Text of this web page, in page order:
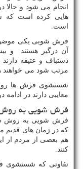
انجام می شود و حالا
هایی کرده است که
است.
فرش شویی یکی
آن درگیر هستند و
دستباف و عتیقه
مرتب شود می خواهند
شستشوی فرش ها روش
معایبی دارند در ادامه
فرش شویی به
فرش شویی به روش
که در زمان های قدیم
هم بعضی از مردم از
کنند.
تفاوتی که شستشوی